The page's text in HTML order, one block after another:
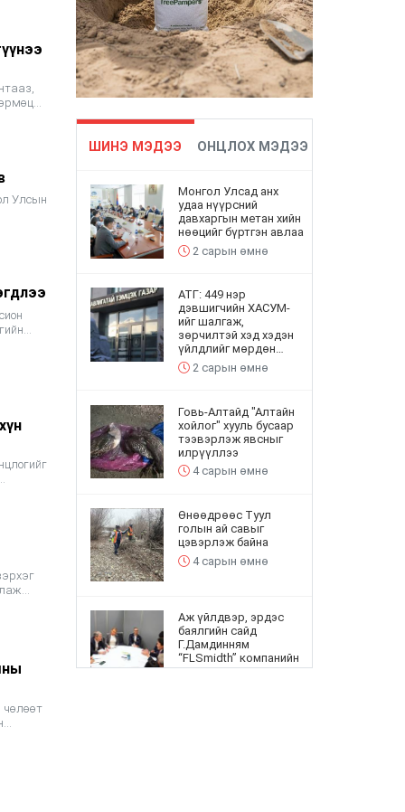
Улсын
чөлөөт
ШИНЭ МЭДЭЭ ОНЦЛОХ МЭДЭЭ
Монгол Улсад анх
удаа нүүрсний
давхаргын метан хийн
нөөцийг бүртгэн авлаа
2 сарын өмнө
АТГ: 449 нэр
дэвшигчийн ХАСУМ-
ийг шалгаж,
зөрчилтэй хэд хэдэн
үйлдлийг мөрдөн
шалгах хэлтэст
шилжүүлэв
2 сарын өмнө
Говь-Алтайд "Алтайн
хойлог" хууль бусаар
тээвэрлэж явсныг
илрүүллээ
4 сарын өмнө
Өнөөдрөөс Туул
голын ай савыг
цэвэрлэж байна
4 сарын өмнө
Аж үйлдвэр, эрдэс
баялгийн сайд
Г.Дамдинням
“FLSmidth” компанийн
төлөөлөлтэй уулзав